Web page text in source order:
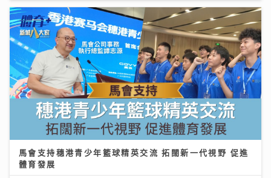
馬會支持穗港青少年籃球精英交流 拓闊新一代視野 促進
體育發展